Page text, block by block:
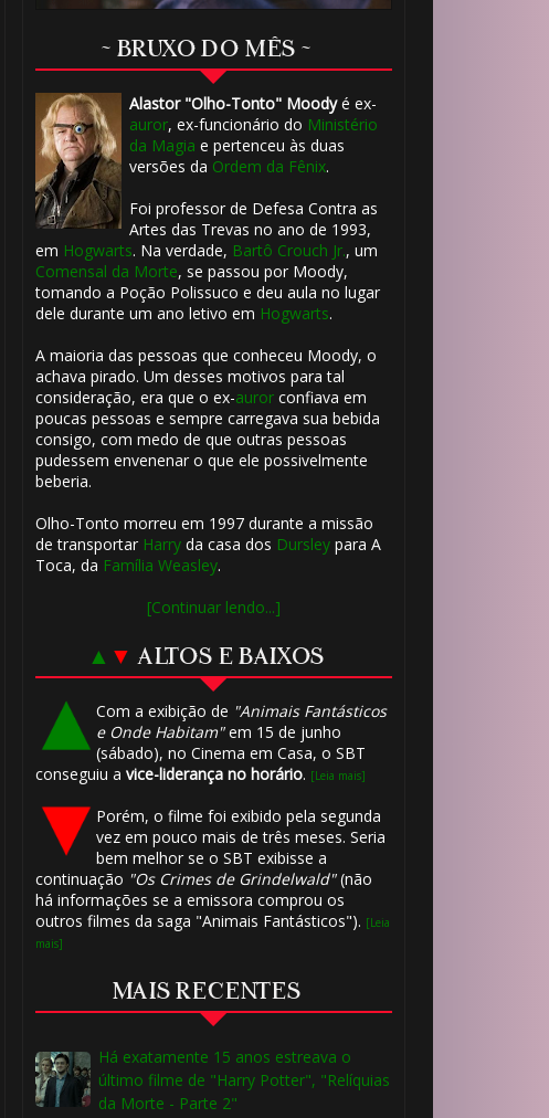
~ BRUXO DO MÊS ~
Alastor "Olho-Tonto" Moodyé ex-
auror, ex-funcionário do Ministério
da Magia e pertenceu às duas
versões da Ordem da Fênix.
Foi professor de Defesa Contra as
Artes das Trevas no ano de 1993,
em Hogwarts. Na verdade, Bartô Crouch Jr., um
Comensal da Morte, se passou por Moody,
tomando a Poção Polissuco e deu aula no lugar
dele durante um ano letivo em Hogwarts.
A maioria das pessoas que conheceu Moody, o
achava pirado. Um desses motivos para tal
consideração, era que o ex-aurorconfiava em
poucas pessoas e sempre carregava sua bebida
consigo, com medo de que outras pessoas
pudessem envenenar o que ele possivelmente
beberia.
Olho-Tonto morreu em 1997 durante a missão
de transportar Harryda casa dos Dursleypara A
Toca, da Família Weasley.
[Continuar lendo...]
▲ ▼ ALTOS E BAIXOS
Com a exibição de "Animais Fantásticos
e Onde Habitam"em 15 de junho
(sábado), no Cinema em Casa, o SBT
conseguiu a vice-liderança no horário. [Leia mais]
Porém, o filme foi exibido pela segunda
vez em pouco mais de três meses. Seria
bem melhor se o SBT exibisse a
continuação "Os Crimes de Grindelwald"(não
há informações se a emissora comprou os
outros filmes da saga "Animais Fantásticos"). [Leia
mais]
MAIS RECENTES
Há exatamente 15 anos estreava o
último filme de "Harry Potter", "Relíquias
da Morte - Parte 2"